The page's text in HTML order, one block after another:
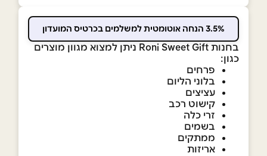
3.5% הנחה אוטומטית למשלמים בכרטיס המועדון
בחנות Roni Sweet Gift ניתן למצוא מגוון מוצרים
כגון:
פרחים
בלוני הליום
עציצים
קישוט רכב
זרי כלה
בשמים
ממתקים
אריזות